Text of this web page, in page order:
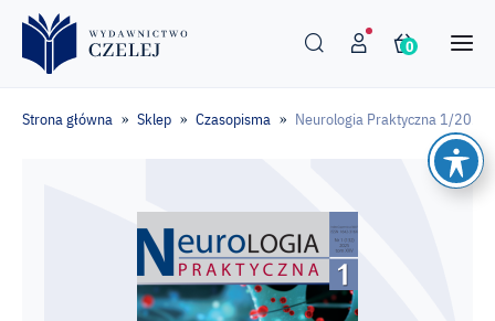
0
Strona główna » Sklep » Czasopisma » Neurologia Praktyczna 1/2025